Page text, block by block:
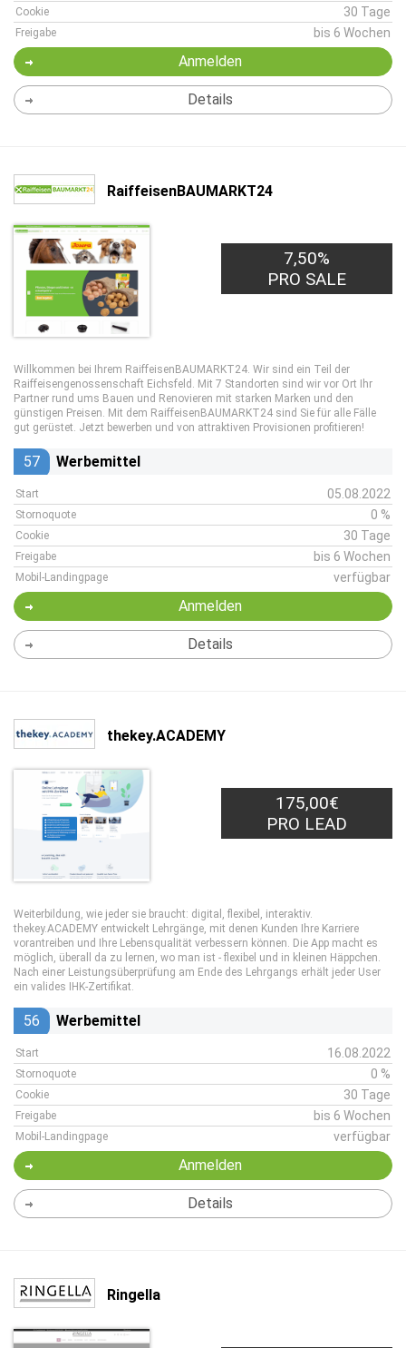
Cookie 30 Tage
Freigabe bis 6 Wochen
Anmelden
Details
RaiffeisenBAUMARKT24
7,50%
PRO SALE
Willkommen bei Ihrem RaiffeisenBAUMARKT24. Wir sind ein Teil der
Raiffeisengenossenschaft Eichsfeld. Mit 7 Standorten sind wir vor Ort Ihr
Partner rund ums Bauen und Renovieren mit starken Marken und den
günstigen Preisen. Mit dem RaiffeisenBAUMARKT24 sind Sie für alle Fälle
gut gerüstet. Jetzt bewerben und von attraktiven Provisionen profitieren!
57 Werbemittel
Start 05.08.2022
Stornoquote 0 %
Cookie 30 Tage
Freigabe bis 6 Wochen
Mobil-Landingpage verfügbar
Anmelden
Details
thekey.ACADEMY
175,00€
PRO LEAD
Weiterbildung, wie jeder sie braucht: digital, flexibel, interaktiv.
thekey.ACADEMY entwickelt Lehrgänge, mit denen Kunden Ihre Karriere
vorantreiben und Ihre Lebensqualität verbessern können. Die App macht es
möglich, überall da zu lernen, wo man ist - flexibel und in kleinen Häppchen.
Nach einer Leistungsüberprüfung am Ende des Lehrgangs erhält jeder User
ein valides IHK-Zertifikat.
56 Werbemittel
Start 16.08.2022
Stornoquote 0 %
Cookie 30 Tage
Freigabe bis 6 Wochen
Mobil-Landingpage verfügbar
Anmelden
Details
Ringella